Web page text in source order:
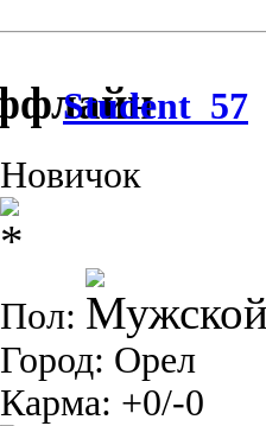
Student_57
Новичок
Пол:
Город: Орел
Карма: +0/-0